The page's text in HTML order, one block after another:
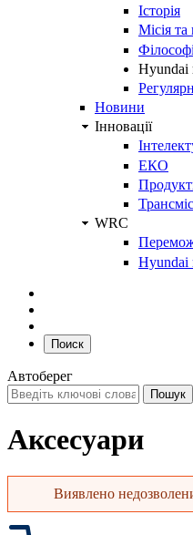
Історія
Місія та
Hyundai
Новини
Інновації
ЕКО
WRC
Hyundai
Поиск
Автоберег
Аксесуари
Виявлено